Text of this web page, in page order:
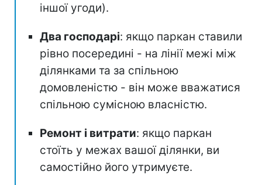
іншої угоди).
Два господарі: якщо паркан ставили
рівно посередині - на лінії межі між
ділянками та за спільною
домовленістю - він може вважатися
спільною сумісною власністю.
Ремонт і витрати: якщо паркан
стоїть у межах вашої ділянки, ви
самостійно його утримуєте.